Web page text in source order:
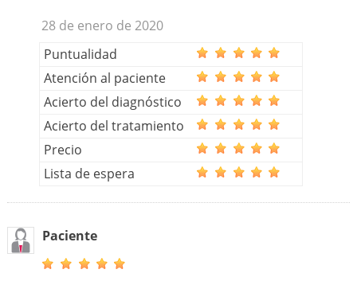
28 de enero de 2020
Puntualidad
Atención al paciente
Acierto del diagnóstico
Acierto del tratamiento
Precio
Lista de espera
Paciente